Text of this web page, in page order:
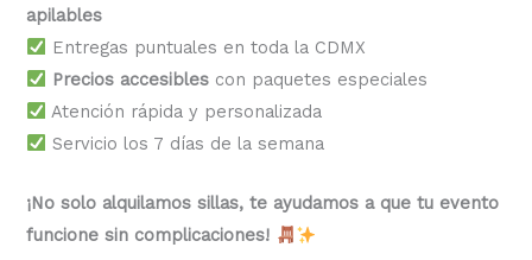
apilables
Entregas puntuales en toda la CDMX
Precios accesibles con paquetes especiales
Atención rápida y personalizada
Servicio los 7 días de la semana
¡No solo alquilamos sillas, te ayudamos a que tu evento
funcione sin complicaciones!